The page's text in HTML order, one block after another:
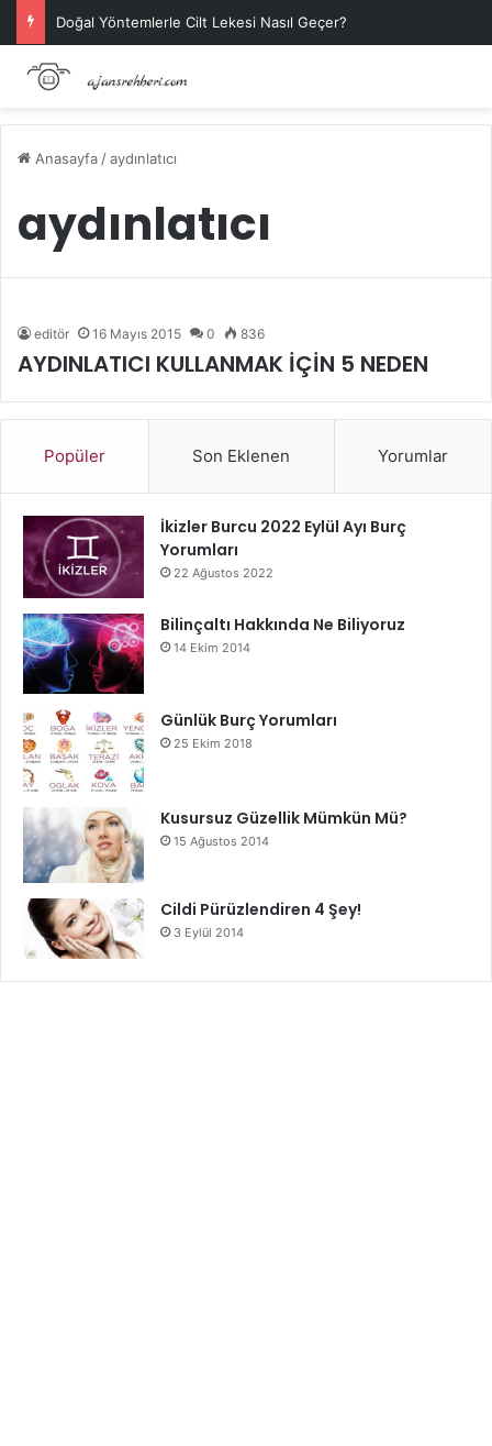
Doğal Yöntemlerle Cilt Lekesi Nasıl Geçer?
Anasayfa /aydınlatıcı
aydınlatıcı
editör 16 Mayıs 2015 0 836
AYDINLATICI KULLANMAK İÇİN 5 NEDEN
Popüler Son Eklenen Yorumlar
İkizler Burcu 2022 Eylül Ayı Burç
Yorumları
22 Ağustos 2022
Bilinçaltı Hakkında Ne Biliyoruz
14 Ekim 2014
Günlük Burç Yorumları
25 Ekim 2018
Kusursuz Güzellik Mümkün Mü?
15 Ağustos 2014
Cildi Pürüzlendiren 4 Şey!
3 Eylül 2014